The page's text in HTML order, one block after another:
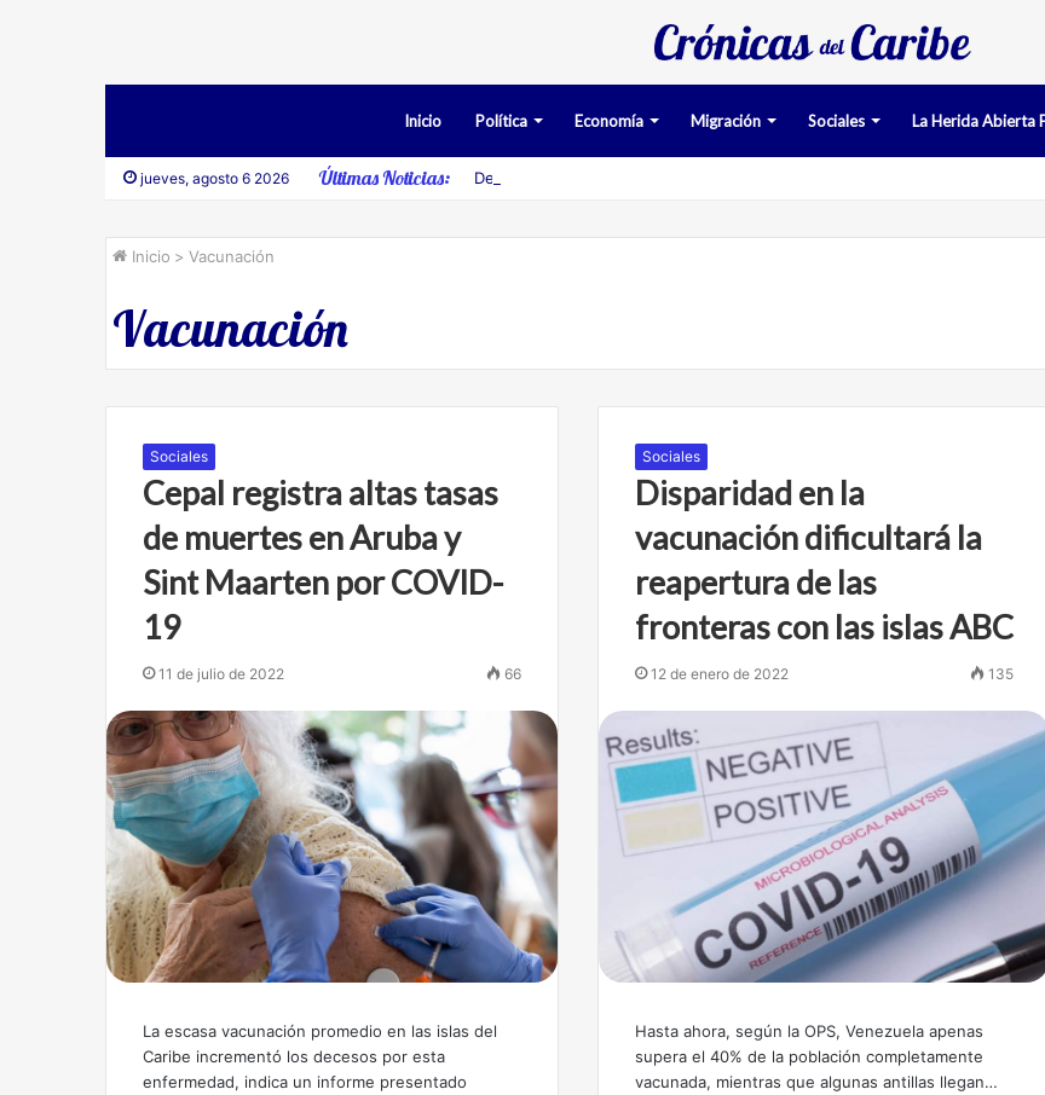
Inicio Política Economía Migración Sociales La Herida Abierta
jueves, agosto 6 2026 Últimas Noticias: Desestiman pruebas acusatorias contra los cinco deportados de Aruba
Inicio > Vacunación
Vacunación
Sociales
Cepal registra altas tasas
de muertes en Aruba y
Sint Maarten por COVID-
19
11 de julio de 2022 66
La escasa vacunación promedio en las islas del
Caribe incrementó los decesos por esta
enfermedad, indica un informe presentado
Sociales
Disparidad en la
vacunación dificultará la
reapertura de las
fronteras con las islas ABC
12 de enero de 2022 135
Hasta ahora, según la OPS, Venezuela apenas
supera el 40% de la población completamente
vacunada, mientras que algunas antillas llegan…